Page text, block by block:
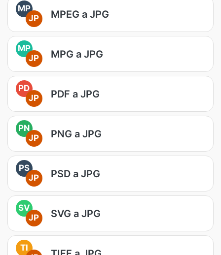
MP
JP
MPEG a JPG
MP
JP
MPG a JPG
PD
JP
PDF a JPG
PN
JP
PNG a JPG
PS
JP
PSD a JPG
SV
JP
SVG a JPG
TI